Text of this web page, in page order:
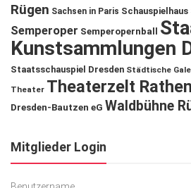
Rügen Sachsen in Paris Schauspielhaus
Semperoper Semperopernball
Kunstsammlungen
Staatsschauspiel Dresden Städtische
Theater Theaterzelt Rathen
Dresden-Bautzen eG Waldbühne
Mitglieder Login